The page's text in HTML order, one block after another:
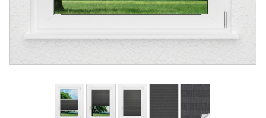
Gardinenstange